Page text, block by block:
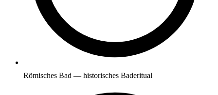
Römisches Bad — historisches Baderitual